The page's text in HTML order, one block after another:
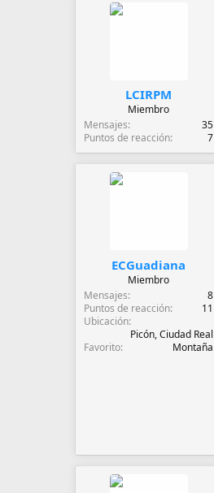
LCIRPM
Miembro
Mensajes
35
Puntos de reacción
7
ECGuadiana
Miembro
Mensajes
8
Puntos de reacción
11
Ubicación
Picón, Ciudad Real
Favorito
Montaña